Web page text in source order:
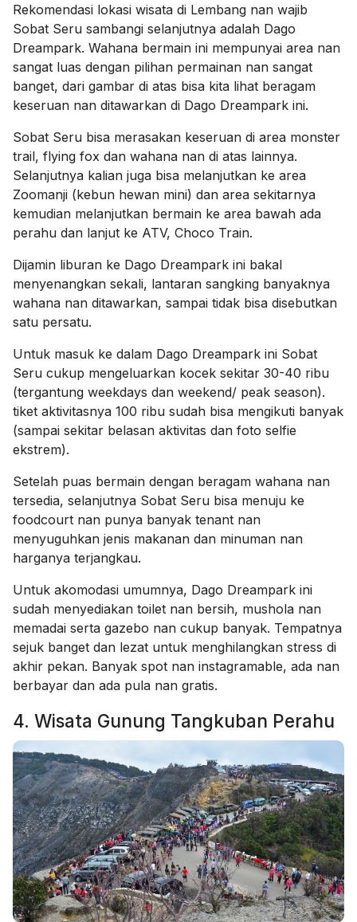
Rekomendasi lokasi wisata di Lembang nan wajib
Sobat Seru sambangi selanjutnya adalah Dago
Dreampark. Wahana bermain ini mempunyai area nan
sangat luas dengan pilihan permainan nan sangat
banget, dari gambar di atas bisa kita lihat beragam
keseruan nan ditawarkan di Dago Dreampark ini.
Sobat Seru bisa merasakan keseruan di area monster
trail, flying fox dan wahana nan di atas lainnya.
Selanjutnya kalian juga bisa melanjutkan ke area
Zoomanji (kebun hewan mini) dan area sekitarnya
kemudian melanjutkan bermain ke area bawah ada
perahu dan lanjut ke ATV, Choco Train.
Dijamin liburan ke Dago Dreampark ini bakal
menyenangkan sekali, lantaran sangking banyaknya
wahana nan ditawarkan, sampai tidak bisa disebutkan
satu persatu.
Untuk masuk ke dalam Dago Dreampark ini Sobat
Seru cukup mengeluarkan kocek sekitar 30-40 ribu
(tergantung weekdays dan weekend/ peak season).
tiket aktivitasnya 100 ribu sudah bisa mengikuti banyak
(sampai sekitar belasan aktivitas dan foto selfie
ekstrem).
Setelah puas bermain dengan beragam wahana nan
tersedia, selanjutnya Sobat Seru bisa menuju ke
foodcourt nan punya banyak tenant nan
menyuguhkan jenis makanan dan minuman nan
harganya terjangkau.
Untuk akomodasi umumnya, Dago Dreampark ini
sudah menyediakan toilet nan bersih, mushola nan
memadai serta gazebo nan cukup banyak. Tempatnya
sejuk banget dan lezat untuk menghilangkan stress di
akhir pekan. Banyak spot nan instagramable, ada nan
berbayar dan ada pula nan gratis.
4. Wisata Gunung Tangkuban Perahu